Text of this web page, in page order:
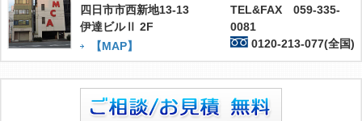
四日市市西新地13-13
伊達ビルⅡ 2F
【MAP】
TEL&FAX 059-335-
0081
0120-213-077(全国)